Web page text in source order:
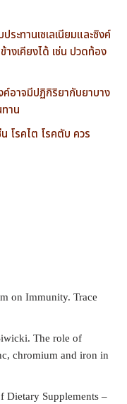
ระทานเซเลเนียมและซิงค์
งเคียงได้ เช่น ปวดท้อง
ค์อาจมีปฏิกิริยากับยาบาง
าน
โรคไต โรคตับ ควร
on Immunity. Trace
The role of
chromium and iron in
Dietary Supplements –